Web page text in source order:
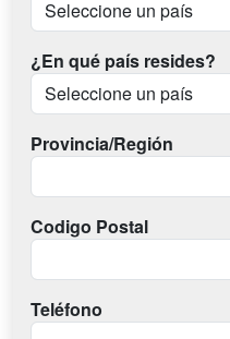
¿En qué país resides?
Provincia/Región
Codigo Postal
Teléfono